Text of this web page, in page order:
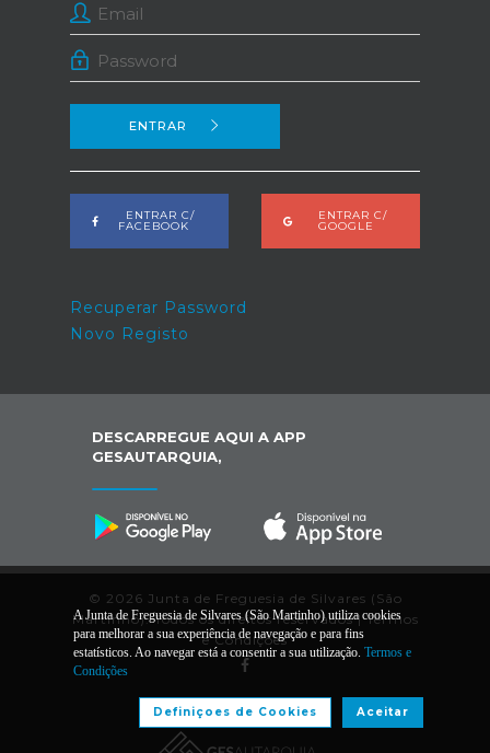
ENTRAR
ENTRAR C/
FACEBOOK
ENTRAR C/
GOOGLE
Recuperar Password
Novo Registo
DESCARREGUE AQUI A APP
GESAUTARQUIA,
© 2026 Junta de Freguesia de Silvares (São
Martinho). Todos os direitos reservados |Termos
e Condições
Desenvolvido por:
A Junta de Freguesia de Silvares (São Martinho) utiliza cookies
para melhorar a sua experiência de navegação e para fins
estatísticos. Ao navegar está a consentir a sua utilização. Termos e
Condições
Aceitar
Definiçoes de Cookies